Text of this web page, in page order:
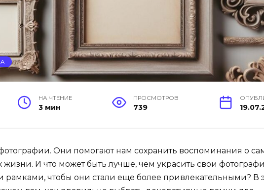
НА ЧТЕНИЕ
3 мин
ПРОСМОТРОВ
739
Они помогают нам сохранить воспоминания о
жизни. И что может быть лучше, чем украсить свои
рамками, чтобы они стали еще более привлекательными? В